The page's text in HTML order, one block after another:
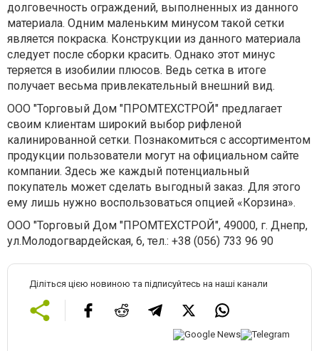
долговечность ограждений, выполненных из данного
материала. Одним маленьким минусом такой сетки
является покраска. Конструкции из данного материала
следует после сборки красить. Однако этот минус
теряется в изобилии плюсов. Ведь сетка в итоге
получает весьма привлекательный внешний вид.
ООО "Торговый Дом "ПРОМТЕХСТРОЙ" предлагает
своим клиентам широкий выбор рифленой
калинированной сетки. Познакомиться с ассортиментом
продукции пользователи могут на официальном сайте
компании. Здесь же каждый потенциальный
покупатель может сделать выгодный заказ. Для этого
ему лишь нужно воспользоваться опцией «Корзина».
ООО "Торговый Дом "ПРОМТЕХСТРОЙ", 49000, г. Днепр,
ул.Молодогвардейская, 6, тел.: +38 (056) 733 96 90
Діліться цією новиною та підписуйтесь на наші канали